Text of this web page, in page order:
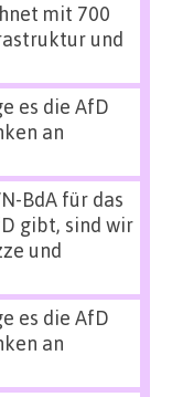
mit 700
und
es die AfD
an
BdA für das
gibt, sind wir
und
es die AfD
an